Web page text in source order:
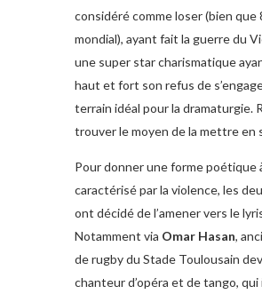
considéré comme loser (bien que
mondial), ayant fait la guerre du
une super star charismatique
haut et fort son refus de
terrain idéal pour la dramaturgie.
trouver le moyen de la mettre en
Pour donner une forme poétique
caractérisé par la violence, les
ont décidé de l’amener vers le
Notamment via Omar Hasan,
de rugby du Stade Toulousain
chanteur d’opéra et de tango,